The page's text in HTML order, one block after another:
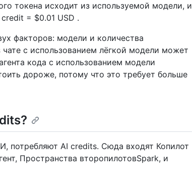
токена исходит из используемой модели, и
= $0.01 USD .
факторов: модели и количества
с использованием лёгкой модели может
кода с использованием модели
дороже, потому что это требует больше
потребляют AI credits. Сюда входят Копилот
Пространства второпилотовSpark, и